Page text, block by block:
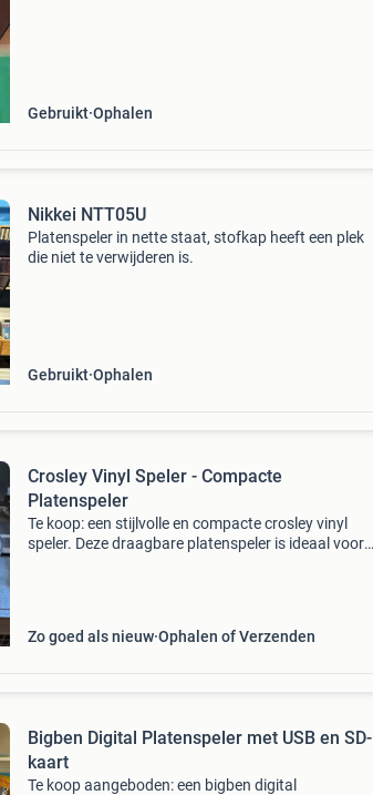
Gebruikt Ophalen
Nikkei NTT05U
Platenspeler in nette staat, stofkap heeft een plek
die niet te verwijderen is.
Gebruikt Ophalen
Crosley Vinyl Speler - Compacte
Platenspeler
Te koop: een stijlvolle en compacte crosley vinyl
speler. Deze draagbare platenspeler is ideaal voor
Zo goed als nieuw Ophalen of Verzenden
Bigben Digital Platenspeler met USB en SD-
kaart
Te koop aangeboden: een bigben digital